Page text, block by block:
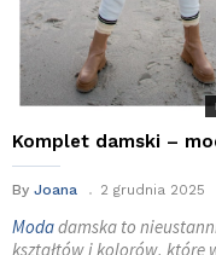
Komplet damski –
By Joana 2 grudnia 2025
Modadamska to
kształtów i kolorów, które